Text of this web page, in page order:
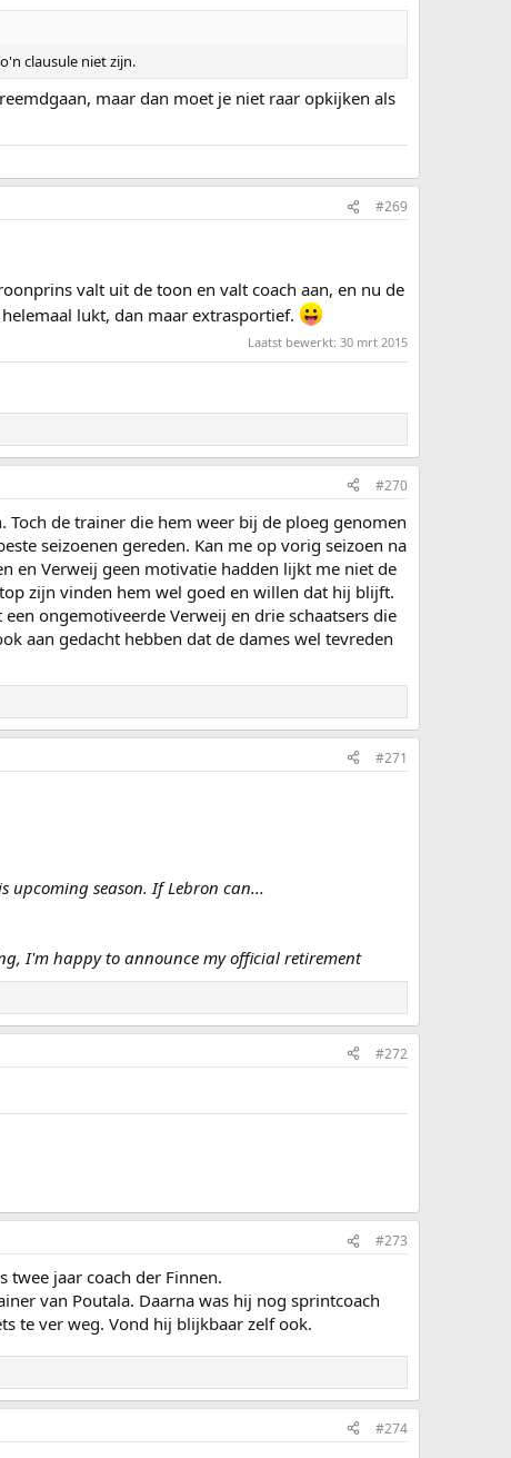
clausule niet zijn.
maar dan moet je niet raar opkijken als
#269
valt uit de toon en valt coach aan, en nu de
lukt, dan maar extrasportief.
Laatst bewerkt: 30 mrt 2015
#270
Toch de trainer die hem weer bij de ploeg genomen
seizoenen gereden. Kan me op vorig seizoen na
en Verweij geen motivatie hadden lijkt me niet de
zijn vinden hem wel goed en willen dat hij blijft.
ongemotiveerde Verweij en drie schaatsers die
aan gedacht hebben dat de dames wel tevreden
#271
upcoming season. If Lebron can...
I'm happy to announce my official retirement
#272
#273
twee jaar coach der Finnen.
van Poutala. Daarna was hij nog sprintcoach
te ver weg. Vond hij blijkbaar zelf ook.
#274